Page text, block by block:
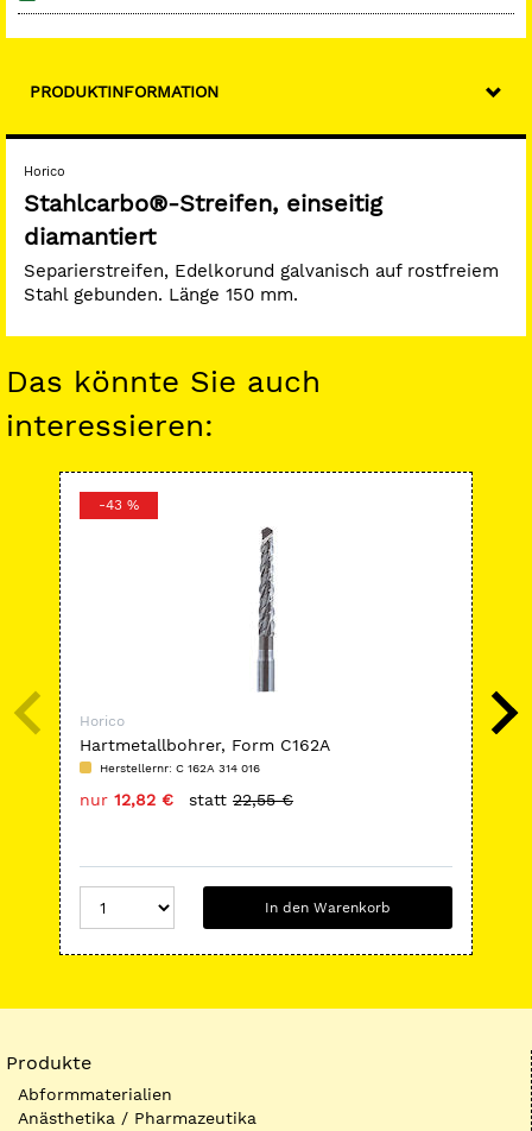
PRODUKTINFORMATION
Horico
Stahlcarbo®-Streifen, einseitig
diamantiert
Separierstreifen, Edelkorund galvanisch auf rostfreiem
Stahl gebunden. Länge 150 mm.
Das könnte Sie auch
interessieren:
-43 %
Horico
Hartmetallbohrer, Form C162A
Herstellernr: C 162A 314 016
nur 12,82 € statt 22,55 €
In den Warenkorb
Produkte
Abformmaterialien
Anästhetika / Pharmazeutika